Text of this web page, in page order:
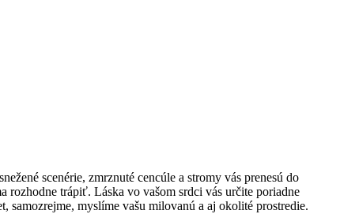
scenérie, zmrznuté cencúle a stromy vás prenesú do
rozhodne trápiť. Láska vo vašom srdci vás určite poriadne
myslíme vašu milovanú a aj okolité prostredie.